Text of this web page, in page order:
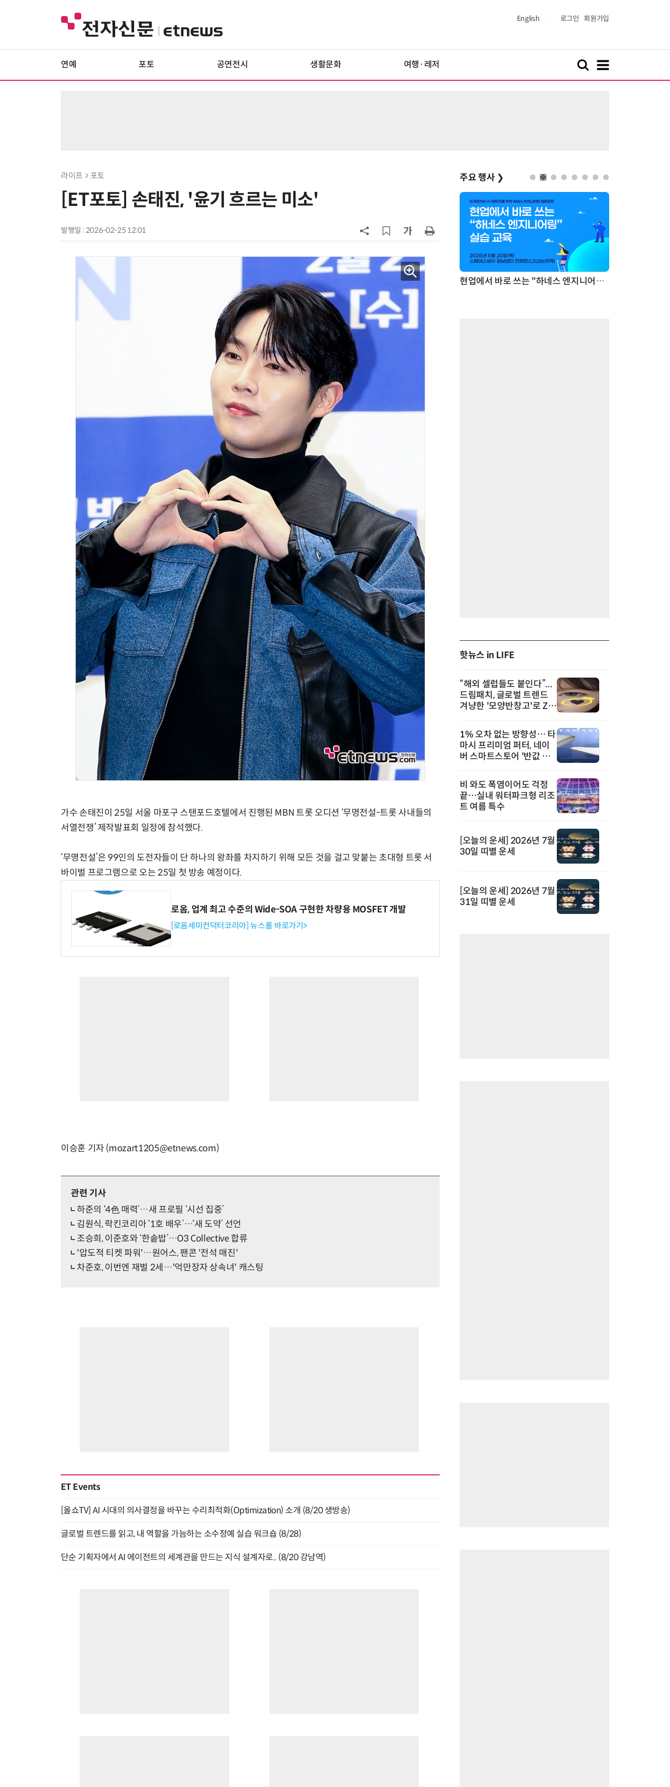
English 로그인 회원가입
연예 포토 공연전시 생활문화 여행·레저
라이프 > 포토
[ET포토] 손태진, '윤기 흐르는 미소'
발행일 : 2026-02-25 12:01
가수 손태진이 25일 서울 마포구 스탠포드호텔에서 진행된 MBN 트롯 오디션 ‘무명전설-트롯 사내들의
서열전쟁’ 제작발표회 일정에 참석했다.
‘무명전설’은 99인의 도전자들이 단 하나의 왕좌를 차지하기 위해 모든 것을 걸고 맞붙는 초대형 트롯 서
바이벌 프로그램으로 오는 25일 첫 방송 예정이다.
로옴, 업계 최고 수준의 Wide-SOA 구현한 차량용 MOSFET 개발
[로옴세미컨덕터코리아] 뉴스룸 바로가기>
이승훈 기자 (mozart1205@etnews.com)
관련 기사
하준의 ‘4色 매력’…새 프로필 ‘시선 집중’
김원식, 락킨코리아 ‘1호 배우’…‘새 도약’ 선언
조승희, 이준호와 ‘한솥밥’…O3 Collective 합류
'압도적 티켓 파워'…원어스, 팬콘 '전석 매진'
차준호, 이번엔 재벌 2세…'억만장자 상속녀' 캐스팅
ET Events
[올쇼TV] AI 시대의 의사결정을 바꾸는 수리최적화(Optimization) 소개 (8/20 생방송)
글로벌 트렌드를 읽고, 내 역할을 가늠하는 소수정예 실습 워크숍 (8/28)
단순 기획자에서 AI 에이전트의 세계관을 만드는 지식 설계자로.. (8/20 강남역)
주요 행사 ❯
양자컴퓨팅 비즈니스·기술 입문 1-Day 워크샵 - 큐비트·양자 알고리듬·Qiskit 실습으로 이해하는 차세대 현업에서 바로 쓰는 "하네스 엔지니어링" 실습 교육
핫뉴스 in LIFE
“해외 셀럽들도 붙인다”...
드림패치, 글로벌 트렌드
겨냥한 '모양반창고'로 Z세
1% 오차 없는 방향성… 타
마시 프리미엄 퍼터, 네이
버 스마트스토어 '반값 할
비 와도 폭염이어도 걱정
끝…실내 워터파크형 리조
트 여름 특수
[오늘의 운세] 2026년 7월
30일 띠별 운세
[오늘의 운세] 2026년 7월
31일 띠별 운세